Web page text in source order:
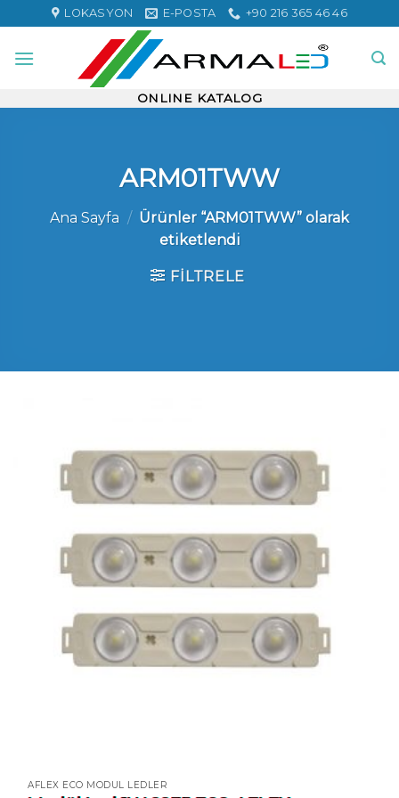
to
content
LOKASYON E-POSTA +90 216 365 46 46
ONLINE KATALOG
ARM01TWW
Ana Sayfa / Ürünler “ARM01TWW” olarak
etiketlendi
FILTRELE
AFLEX ECO MODÜL LEDLER